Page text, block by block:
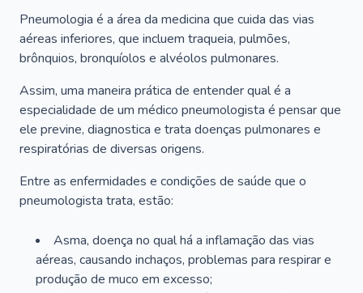
Pneumologia é a área da medicina que cuida das vias
aéreas inferiores, que incluem traqueia, pulmões,
brônquios, bronquíolos e alvéolos pulmonares.
Assim, uma maneira prática de entender qual é a
especialidade de um médico pneumologista é pensar que
ele previne, diagnostica e trata doenças pulmonares e
respiratórias de diversas origens.
Entre as enfermidades e condições de saúde que o
pneumologista trata, estão:
Asma, doença no qual há a inflamação das vias
aéreas, causando inchaços, problemas para respirar e
produção de muco em excesso;